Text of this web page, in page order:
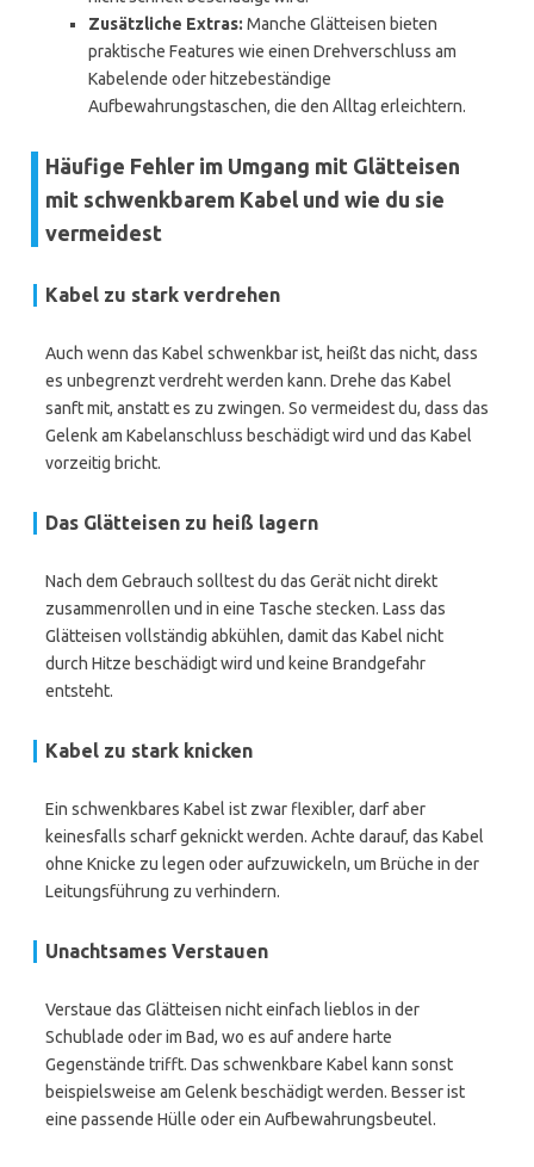
Zusätzliche Extras: Manche Glätteisen bieten
praktische Features wie einen Drehverschluss am
Kabelende oder hitzebeständige
Aufbewahrungstaschen, die den Alltag erleichtern.
Häufige Fehler im Umgang mit Glätteisen
mit schwenkbarem Kabel und wie du sie
vermeidest
Kabel zu stark verdrehen
Auch wenn das Kabel schwenkbar ist, heißt das nicht, dass
es unbegrenzt verdreht werden kann. Drehe das Kabel
sanft mit, anstatt es zu zwingen. So vermeidest du, dass das
Gelenk am Kabelanschluss beschädigt wird und das Kabel
vorzeitig bricht.
Das Glätteisen zu heiß lagern
Nach dem Gebrauch solltest du das Gerät nicht direkt
zusammenrollen und in eine Tasche stecken. Lass das
Glätteisen vollständig abkühlen, damit das Kabel nicht
durch Hitze beschädigt wird und keine Brandgefahr
entsteht.
Kabel zu stark knicken
Ein schwenkbares Kabel ist zwar flexibler, darf aber
keinesfalls scharf geknickt werden. Achte darauf, das Kabel
ohne Knicke zu legen oder aufzuwickeln, um Brüche in der
Leitungsführung zu verhindern.
Unachtsames Verstauen
Verstaue das Glätteisen nicht einfach lieblos in der
Schublade oder im Bad, wo es auf andere harte
Gegenstände trifft. Das schwenkbare Kabel kann sonst
beispielsweise am Gelenk beschädigt werden. Besser ist
eine passende Hülle oder ein Aufbewahrungsbeutel.